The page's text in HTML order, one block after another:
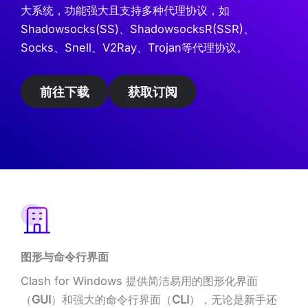
大系统，功能强大且支持多种代理协议，如
Shadowsocks(SS)、ShadowsocksR(SSR)、
Socks、Snell、V2Ray、Trojan等代理协议。
前往下载 获取订阅
图形与命令行界面
Clash for Windows 提供简洁易用的图形化界面
（GUI）和强大的命令行界面（CLI），无论是新手还